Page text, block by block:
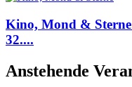
Kino, Mond &
32....
Anstehende